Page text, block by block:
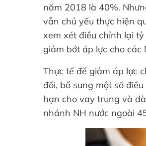
năm 2018 là 40%.
vẫn chủ yếu thực hiện
xem xét điều chỉnh lại
giảm bớt áp lực cho các
Thực tế để giảm áp lực
đổi, bổ sung một số
hạn cho vay trung và
nhánh NH nước ngoài